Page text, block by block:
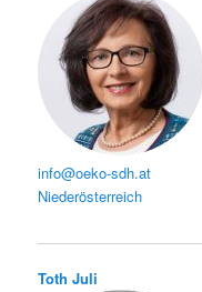
info@oeko-sdh.at
Niederösterreich
Toth Juli